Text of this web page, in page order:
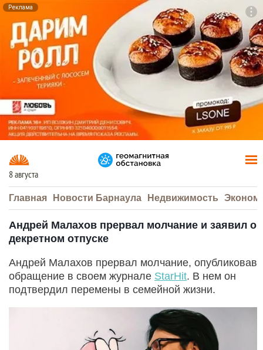
Реклама
8 августа
Главная Новости Барнаула Недвижимость
Андрей Малахов прервал молчание и заявил о
декретном отпуске
Андрей Малахов прервал молчание, опубликовав
обращение в своем журнале StarHit. В нем он
подтвердил перемены в семейной жизни.